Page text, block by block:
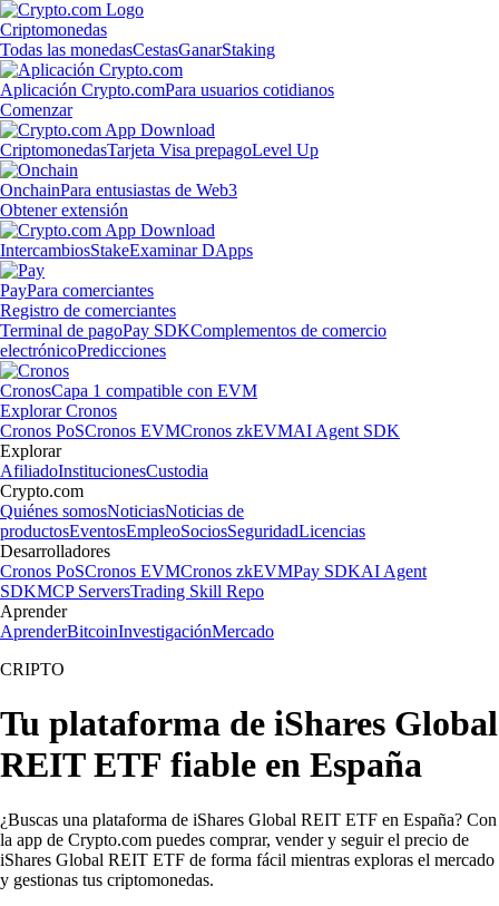
Criptomonedas
Todas las monedasCestasGanarStaking
Aplicación Crypto.comPara usuarios cotidianos
Comenzar
CriptomonedasTarjeta Visa prepagoLevel Up
OnchainPara entusiastas de Web3
Obtener extensión
IntercambiosStakeExaminar DApps
PayPara comerciantes
Registro de comerciantes
Terminal de pagoPay SDKComplementos de comercio
electrónicoPredicciones
CronosCapa 1 compatible con EVM
Explorar Cronos
Cronos PoSCronos EVMCronos zkEVMAI Agent SDK
Explorar
AfiliadoInstitucionesCustodia
Crypto.com
Quiénes somosNoticiasNoticias de
productosEventosEmpleoSociosSeguridadLicencias
Desarrolladores
Cronos PoSCronos EVMCronos zkEVMPay SDKAI Agent
SDKMCP ServersTrading Skill Repo
Aprender
AprenderBitcoinInvestigaciónMercado
CRIPTO
Tu plataforma de iShares Global
REIT ETF fiable en España
¿Buscas una plataforma de iShares Global REIT ETF en España? Con
la app de Crypto.com puedes comprar, vender y seguir el precio de
iShares Global REIT ETF de forma fácil mientras exploras el mercado
y gestionas tus criptomonedas.